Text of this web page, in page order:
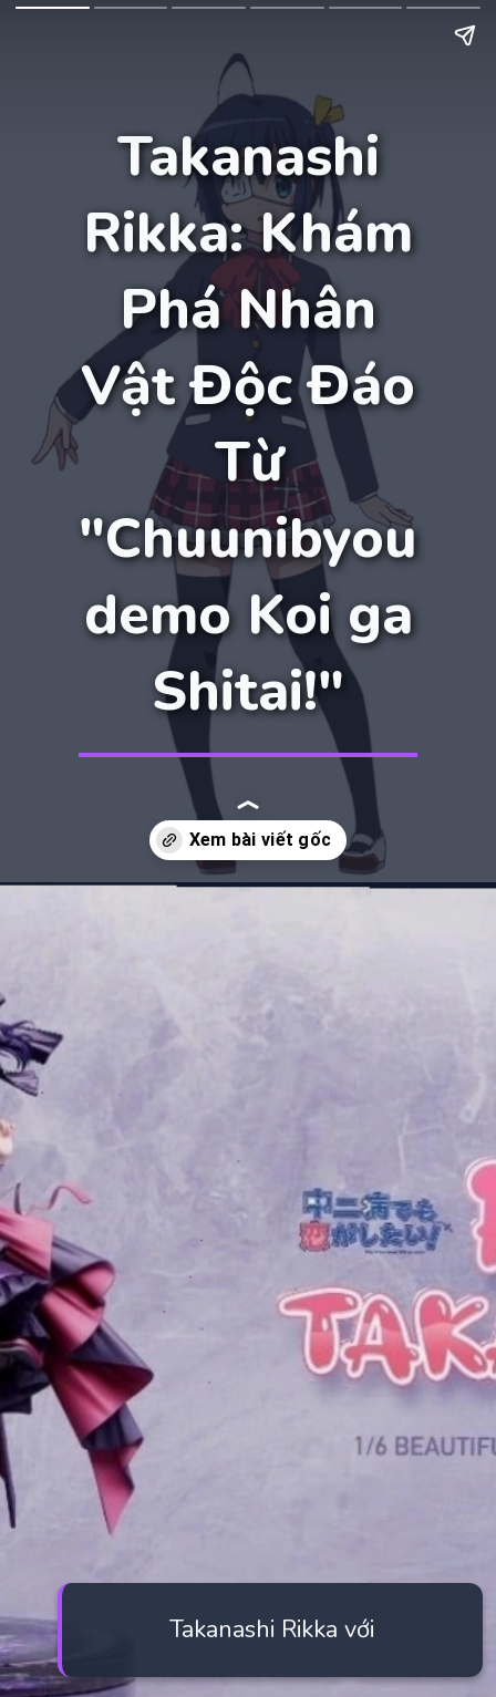
Takanashi
Rikka: Khám
Phá Nhân
Vật Độc Đáo
Từ
"Chuunibyou
demo Koi ga
Shitai!"
Takanashi Rikka với